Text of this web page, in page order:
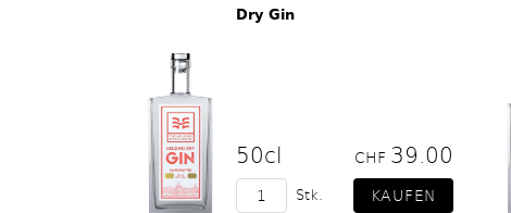
Dry Gin
50cl CHF 39.00
Stk.